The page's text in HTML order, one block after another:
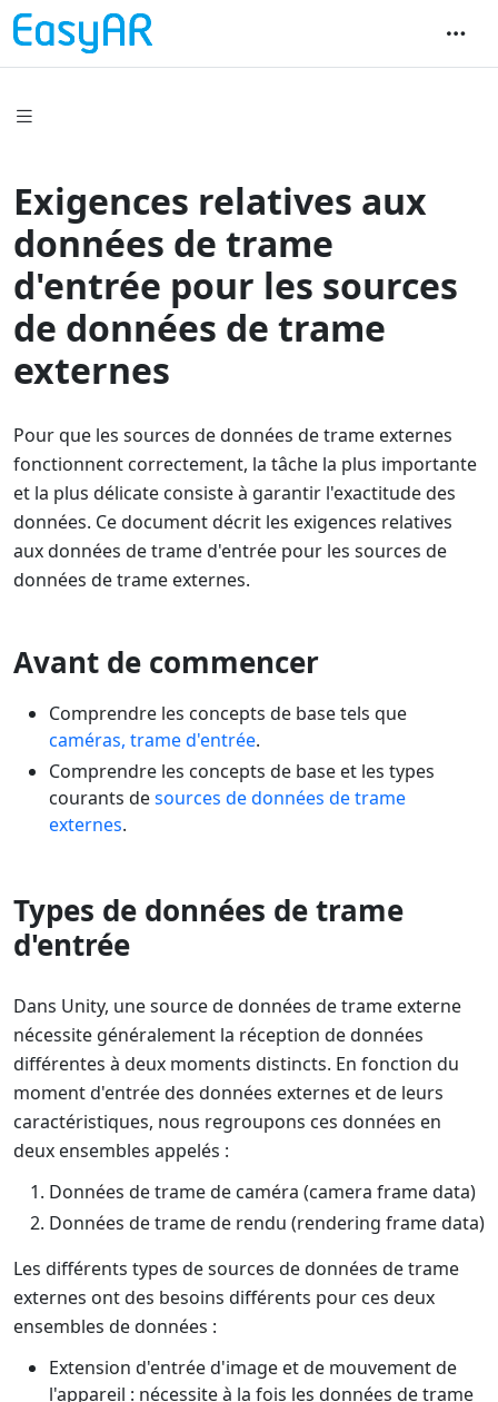
Exigences relatives aux
données de trame
d'entrée pour les sources
de données de trame
externes
Pour que les sources de données de trame externes
fonctionnent correctement, la tâche la plus importante
et la plus délicate consiste à garantir l'exactitude des
données. Ce document décrit les exigences relatives
aux données de trame d'entrée pour les sources de
données de trame externes.
Avant de commencer
Comprendre les concepts de base tels que
caméras, trame d'entrée.
Comprendre les concepts de base et les types
courants desources de données de trame
externes.
Types de données de trame
d'entrée
Dans Unity, une source de données de trame externe
nécessite généralement la réception de données
différentes à deux moments distincts. En fonction du
moment d'entrée des données externes et de leurs
caractéristiques, nous regroupons ces données en
deux ensembles appelés :
Données de trame de caméra (camera frame data)
Données de trame de rendu (rendering frame data)
Les différents types de sources de données de trame
externes ont des besoins différents pour ces deux
ensembles de données :
Extension d'entrée d'image et de mouvement de
l'appareil : nécessite à la fois les données de trame